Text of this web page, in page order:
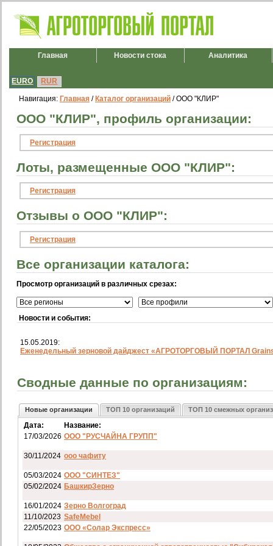
Главная Новости стока Аналитика
EURO RUR
Навигация: Главная / Каталог организаций / ООО "КЛИР"
ООО "КЛИР", профиль организации:
Регистрация
Лоты, размещенные ООО "КЛИР":
Регистрация
Отзывы о ООО "КЛИР":
Регистрация
Все организации каталога:
Просмотр организаций в различных срезах:
Новости и события:
15.05.2019:
Еженедельный зерновой дайджест «АГРОТОРГОВЫЙ ПОРТАЛ
Сводные данные по организациям:
Новые организации ТОП 10 организаций ТОП 10 смежных
Дата:
Название:
17/03/2026 ООО "РУСЧАЙНА ГРУПП"
30/11/2024 ооо чафиту
05/03/2024 ООО "СИНТЕЗ"
05/02/2024 БашкирЗерно
16/01/2024 Зерно Волгоград
11/10/2023 SafeMebel
22/05/2023 ООО «Солар Экспресс»